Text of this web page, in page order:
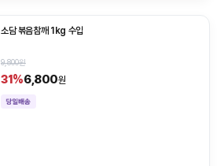
소담 볶음참깨 1kg 수입
9,800원
31%6,800원